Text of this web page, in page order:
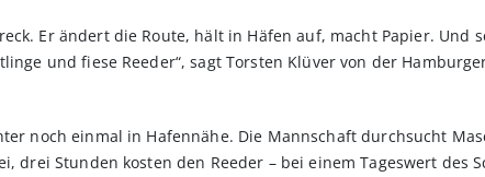
Er ändert die Route, hält in Häfen auf, macht Papier. Und
und fiese Reeder“, sagt Torsten Klüver von der
noch einmal in Hafennähe. Die Mannschaft durchsucht
Stunden kosten den Reeder – bei einem Tageswert des